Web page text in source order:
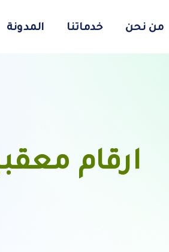
من نحن خدماتنا المدونة
ارقام